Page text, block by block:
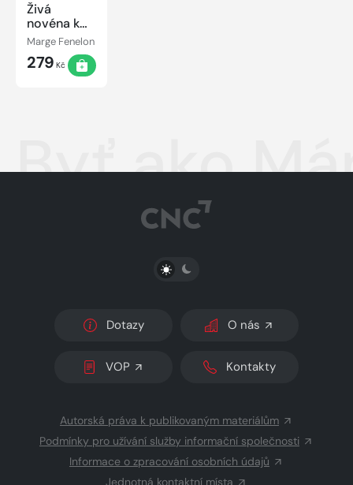
Živá
novéna k
Panne
Márii,
rozväzovačke
Marge Fenelon
279 Kč
Byť ako
PŘEPNOUT SVĚTLÝ/TMAVÝ REŽIM
Dotazy O nás
VOP Kontakty
Autorská práva k publikovaným materiálům
Podmínky pro užívání služby informační společnosti
Informace o zpracování osobních údajů
Jednotná kontaktní místa